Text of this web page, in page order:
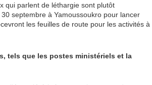
qui parlent de léthargie sont plutôt
septembre à Yamoussoukro pour lancer
les feuilles de route pour les activités à
tels que les postes ministériels et la